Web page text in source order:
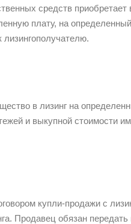
средств
плату, на
в лизинг на
и выкупной стоимости
купли-продажи с
Продавец обязан передать